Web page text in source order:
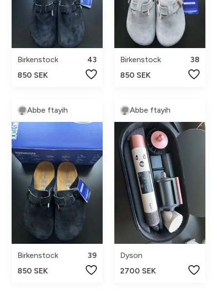
Birkenstock
43
850 SEK
Birkenstock
38
850 SEK
Abbe ftayih
Birkenstock
39
850 SEK
Abbe ftayih
Dyson
2700 SEK